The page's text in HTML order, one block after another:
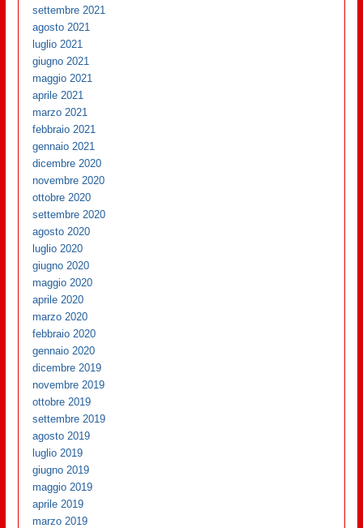
settembre 2021
agosto 2021
luglio 2021
giugno 2021
maggio 2021
aprile 2021
marzo 2021
febbraio 2021
gennaio 2021
dicembre 2020
novembre 2020
ottobre 2020
settembre 2020
agosto 2020
luglio 2020
giugno 2020
maggio 2020
aprile 2020
marzo 2020
febbraio 2020
gennaio 2020
dicembre 2019
novembre 2019
ottobre 2019
settembre 2019
agosto 2019
luglio 2019
giugno 2019
maggio 2019
aprile 2019
marzo 2019